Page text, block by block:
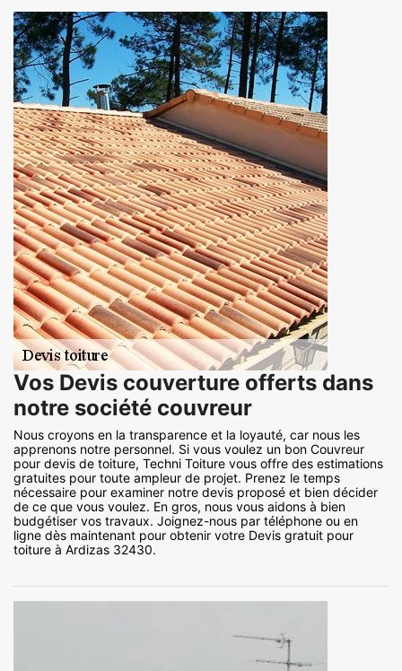
Vos Devis couverture offerts dans
notre société couvreur
Nous croyons en la transparence et la loyauté, car nous les
apprenons notre personnel. Si vous voulez un bon Couvreur
pour devis de toiture, Techni Toiture vous offre des estimations
gratuites pour toute ampleur de projet. Prenez le temps
nécessaire pour examiner notre devis proposé et bien décider
de ce que vous voulez. En gros, nous vous aidons à bien
budgétiser vos travaux. Joignez-nous par téléphone ou en
ligne dès maintenant pour obtenir votre Devis gratuit pour
toiture à Ardizas 32430.